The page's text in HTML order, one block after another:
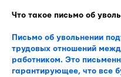
Что такое письмо об
Письмо об увольнении
трудовых отношений
работником. Это
гарантирующее, что все